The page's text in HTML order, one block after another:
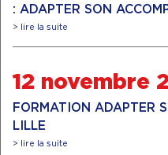
: ADAPTER SON
> lire la suite
12 novembre
FORMATION ADAPTER
LILLE
> lire la suite